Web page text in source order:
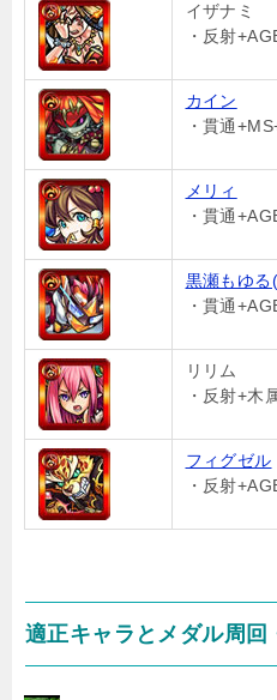
イザナミ
・反射
カイン
・貫通
メリィ
・貫通
黒瀬もゆる
・貫通
リリム
・反射+木
フィグゼル
・反射
適正キャラとメダル周回